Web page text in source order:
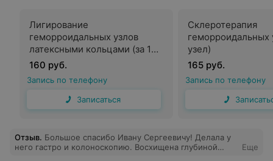
Лигирование
геморроидальных узлов
латексными кольцами (за 1
узел)
160 руб.
Запись по телефону
Записаться
Склеротерапия
геморроидальных
узел)
165 руб.
Запись по телефону
Отзыв. Большое спасибо Ивану Сергеевичу! Делала у
него гастро и колоноскопию. Восхищена глубиной
Еще